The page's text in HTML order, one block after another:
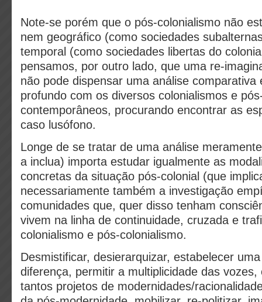
Note-se porém que o pós-colonialismo não
nem geográfico (como sociedades
temporal (como sociedades libertas do
pensamos, por outro lado, que uma re-
não pode dispensar uma análise comparativa
profundo com os diversos colonialismos e
contemporâneos, procurando encontrar as
caso lusófono.
Longe de se tratar de uma análise
a inclua) importa estudar igualmente as
concretas da situação pós-colonial (que
necessariamente também a investigação
comunidades que, quer disso tenham
vivem na linha de continuidade, cruzada e
colonialismo e pós-colonialismo.
Desmistificar, desierarquizar, estabelecer
diferença, permitir a multiplicidade das vozes,
tantos projetos de modernidades/